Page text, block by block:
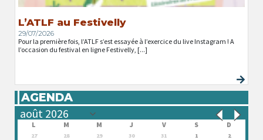
L’ATLF au Festivelly
29/07/2026
Pour la première fois, l’ATLF s’est essayée à l’exercice du live Instagram ! A
l’occasion du festival en ligne Festivelly, [...]
AGENDA
L M M J V S D
27 28 29 30 31 1
2